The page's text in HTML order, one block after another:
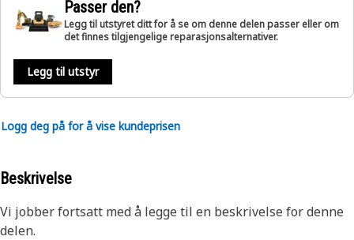
Passer den?
Legg til utstyret ditt for å se om denne delen passer eller om
det finnes tilgjengelige reparasjonsalternativer.
Legg til utstyr
Logg deg på for å vise kundeprisen
Beskrivelse
Vi jobber fortsatt med å legge til en beskrivelse for denne
delen.